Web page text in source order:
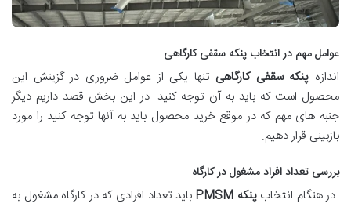
عوامل مهم در انتخاب پنکه سقفی کارگاهی
اندازه پنکه سقفی کارگاهی تنها یکی از عوامل ضروری در گزینش این
محصول است که باید به آن توجه کنید. در این بخش قصد داریم دیگر
جنبه های مهم که در موقع خرید محصول باید به آنها توجه کنید را مورد
بازبینی قرار دهیم.
بررسی تعداد افراد مشغول در کارگاه
در هنگام انتخابپنکه PMSM
باید تعداد افرادی که در کارگاه مشغول به